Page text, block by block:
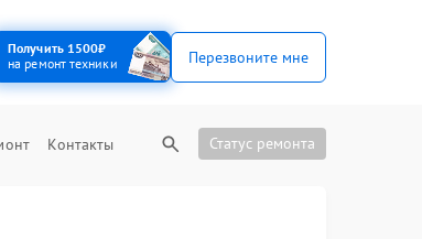
Получить 1500₽
на ремонт техники
Перезвоните мне
Контакты Статус ремонта